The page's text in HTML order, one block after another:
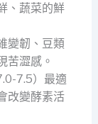
、蔬菜的鮮
變韌、豆類
苦澀感。
7.5）最適
改變酵素活